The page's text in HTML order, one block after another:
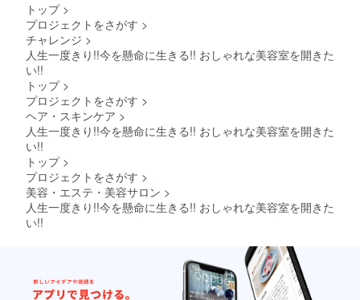
トップ >
プロジェクトをさがす >
チャレンジ >
人生一度きり!!今を懸命に生きる!! おしゃれな美容室を開きた
い!!
トップ >
プロジェクトをさがす >
ヘア・スキンケア >
人生一度きり!!今を懸命に生きる!! おしゃれな美容室を開きた
い!!
トップ >
プロジェクトをさがす >
美容・エステ・美容サロン >
人生一度きり!!今を懸命に生きる!! おしゃれな美容室を開きた
い!!